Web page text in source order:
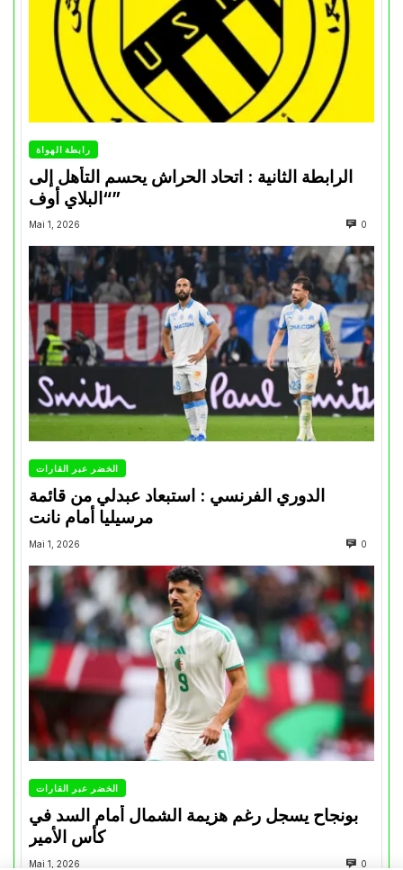
رابطة الهواة
الرابطة الثانية : اتحاد الحراش يحسم التأهل إلى
“البلاي أوف”
Mai 1, 2026 0
الخضر عبر القارات
الدوري الفرنسي : استبعاد عبدلي من قائمة
مرسيليا أمام نانت
Mai 1, 2026 0
الخضر عبر القارات
بونجاح يسجل رغم هزيمة الشمال أمام السد في
كأس الأمير
Mai 1, 2026 0